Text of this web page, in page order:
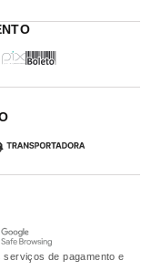
de pagamento e